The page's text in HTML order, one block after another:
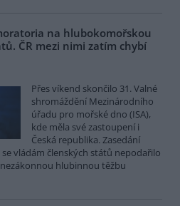
na hlubokomořskou
ČR mezi nimi zatím chybí
Přes víkend skončilo 31. Valné
shromáždění Mezinárodního
úřadu pro mořské dno (ISA),
kde měla své zastoupení i
Česká republika. Zasedání
vládám členských států nepodařilo
hlubinnou těžbu